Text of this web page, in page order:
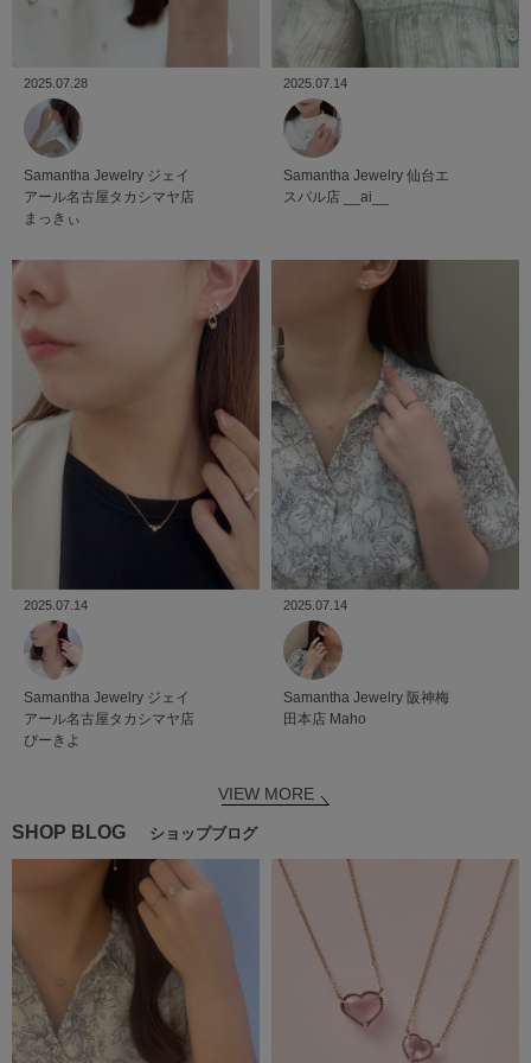
2025.07.28
Samantha Jewelry ジェイ
アール名古屋タカシマヤ店
まっきぃ
2025.07.14
Samantha Jewelry 仙台エ
スパル店
__ai__
2025.07.14
Samantha Jewelry ジェイ
アール名古屋タカシマヤ店
ぴーきよ
2025.07.14
Samantha Jewelry 阪神梅
田本店 Maho
VIEW MORE
SHOP BLOG ショップブログ